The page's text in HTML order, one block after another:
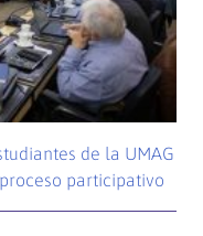
de la UMAG
participativo